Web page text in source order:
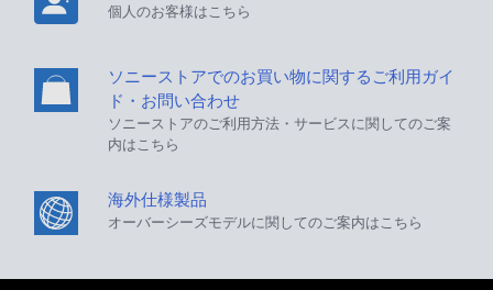
個人のお客様はこちら
ソニーストアでのお買い物に関するご利用ガイ
ド・お問い合わせ
ソニーストアのご利用方法・サービスに関してのご案
内はこちら
海外仕様製品
オーバーシーズモデルに関してのご案内はこちら